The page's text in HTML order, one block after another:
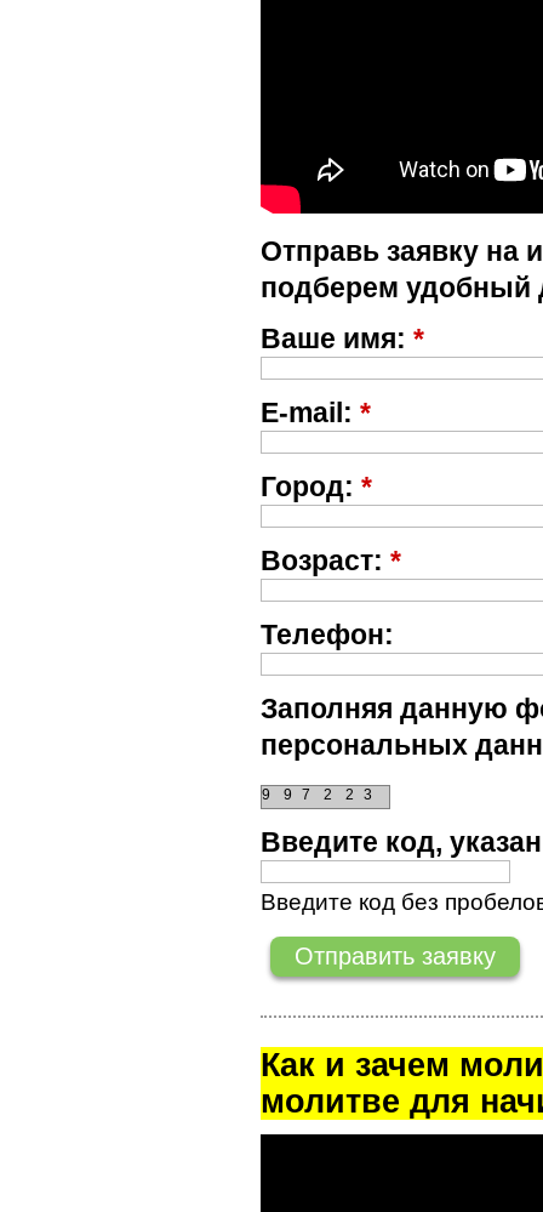
Отправь заявку на
подберем удобный
Ваше имя: *
E-mail: *
Город: *
Возраст: *
Телефон:
Заполняя данную
персональных
9
9 7 2
2 3
Введите код,
Введите код без
Как и зачем
молитве для